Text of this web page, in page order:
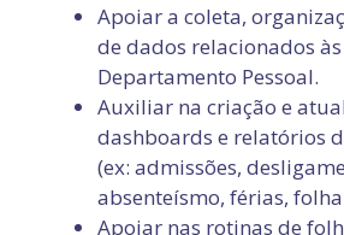
Apoiar a coleta,
de dados relacionados
Departamento Pessoal.
Auxiliar na criação e
dashboards e relatórios
(ex: admissões,
absenteísmo, férias,
Apoiar nas rotinas de